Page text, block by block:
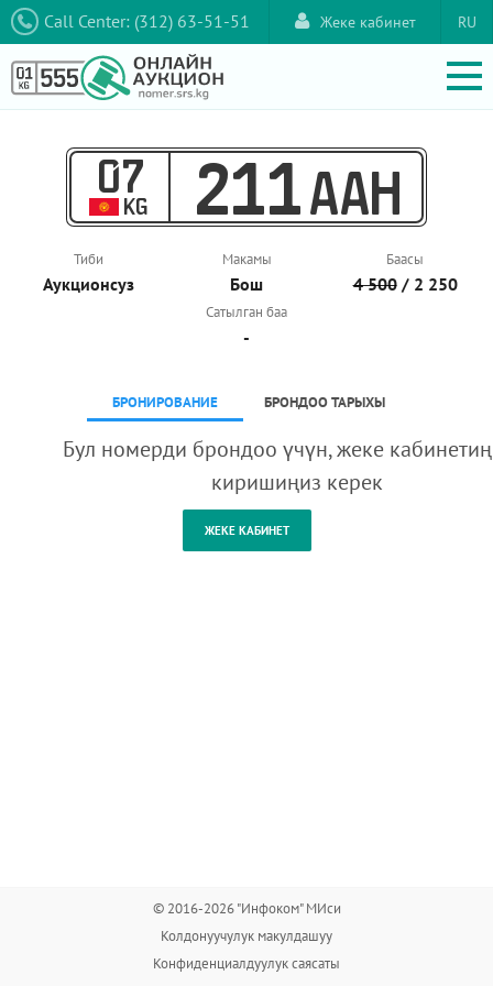
Call Center: (312) 63-51-51 RU
Жеке кабинет
07
KG 211 AAH
Тиби
Аукционcуз
Макамы
Бош
Баасы
4 500/ 2 250
Сатылган баа
-
БРОНИРОВАНИЕ БРОНДОО ТАРЫХЫ
Бул номерди брондоо үчүн, жеке
киришиңиз керек
© 2016-2026 "Инфоком" МИси
Колдонуучулук макулдашуу
Конфиденциалдуулук саясаты